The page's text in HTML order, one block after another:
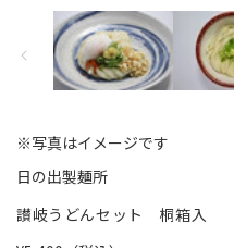
メ
ア
(1)
を
開
く
※写真はイメージです
日の出製麺所
讃岐うどんセット 桐箱入